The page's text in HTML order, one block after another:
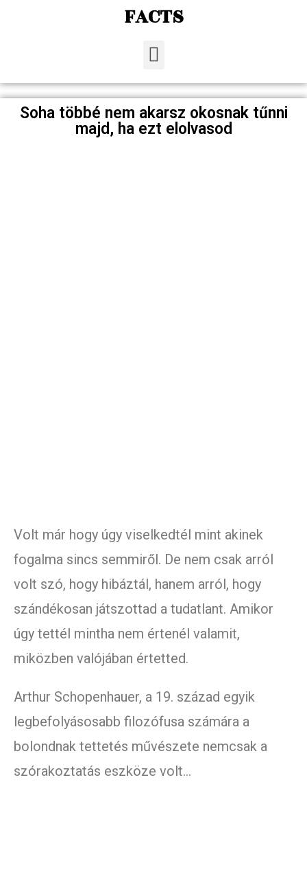
FACTS
Soha többé nem akarsz okosnak tűnni
majd, ha ezt elolvasod
Volt már hogy úgy viselkedtél mint akinek
fogalma sincs semmiről. De nem csak arról
volt szó, hogy hibáztál, hanem arról, hogy
szándékosan játszottad a tudatlant. Amikor
úgy tettél mintha nem értenél valamit,
miközben valójában értetted.
Arthur Schopenhauer, a 19. század egyik
legbefolyásosabb filozófusa számára a
bolondnak tettetés művészete nemcsak a
szórakoztatás eszköze volt…